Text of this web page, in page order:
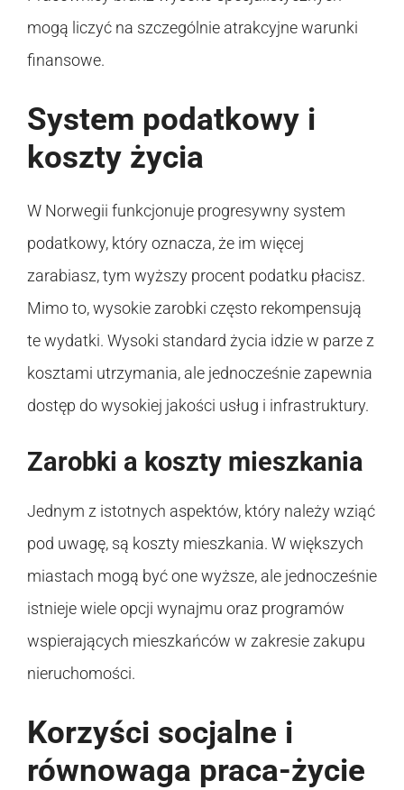
mogą liczyć na szczególnie atrakcyjne warunki
finansowe.
System podatkowy i
koszty życia
W Norwegii funkcjonuje progresywny system
podatkowy, który oznacza, że im więcej
zarabiasz, tym wyższy procent podatku płacisz.
Mimo to, wysokie zarobki często rekompensują
te wydatki. Wysoki standard życia idzie w parze z
kosztami utrzymania, ale jednocześnie zapewnia
dostęp do wysokiej jakości usług i infrastruktury.
Zarobki a koszty mieszkania
Jednym z istotnych aspektów, który należy wziąć
pod uwagę, są koszty mieszkania. W większych
miastach mogą być one wyższe, ale jednocześnie
istnieje wiele opcji wynajmu oraz programów
wspierających mieszkańców w zakresie zakupu
nieruchomości.
Korzyści socjalne i
równowaga praca-życie